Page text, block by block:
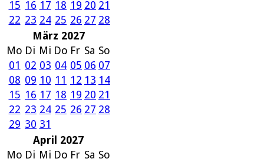
15 16 17 18 19 20 21
22 23 24 25 26 27 28
März 2027
Mo Di Mi Do Fr Sa So
01 02 03 04 05 06 07
08 09 10 11 12 13 14
15 16 17 18 19 20 21
22 23 24 25 26 27 28
29 30 31
April 2027
Mo Di Mi Do Fr Sa So